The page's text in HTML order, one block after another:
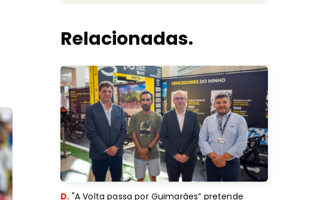
Relacionadas.
D. "A Volta passa por Guimarães” pretende